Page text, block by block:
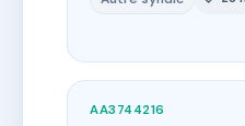
AA3744216